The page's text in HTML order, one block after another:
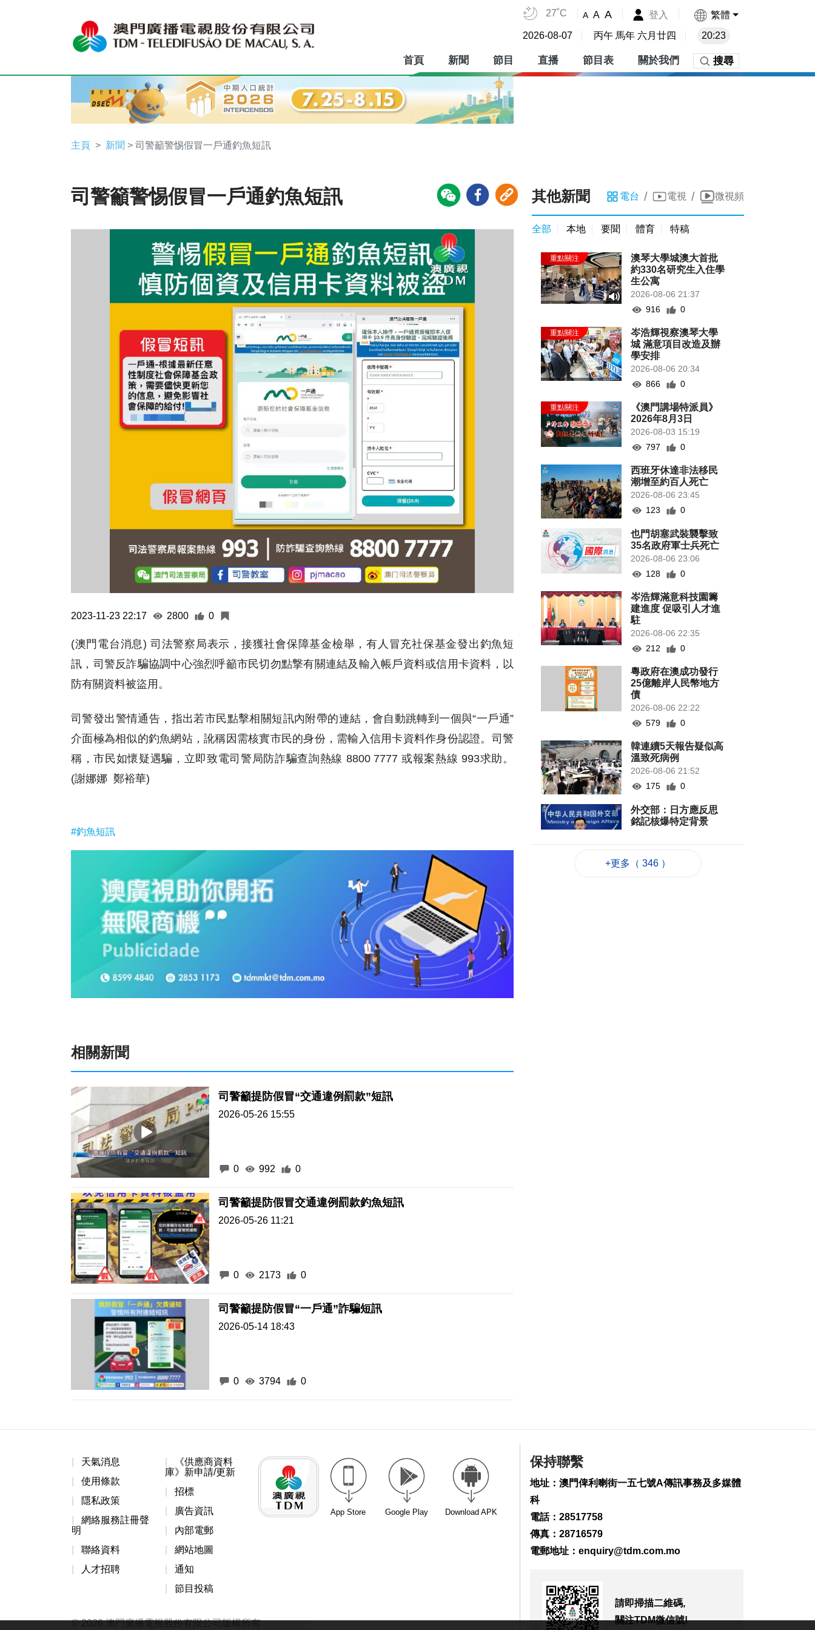
27˚C A A A 登入 繁體
2026-08-07 丙午 馬年 六月廿四 20:23
首頁 新聞 節目 直播 節目表 關於我們 搜尋
主頁 新聞 > 司警籲警惕假冒一戶通釣魚短訊
司警籲警惕假冒一戶通釣魚短訊
2023-11-23 22:17 2800 0
(澳門電台消息) 司法警察局表示，接獲社會保障基金檢舉，有人冒充社保基金發出釣魚短
訊，司警反詐騙協調中心強烈呼籲市民切勿點撃有關連結及輸入帳戶資料或信用卡資料，以
防有關資料被盜用。
司警發出警情通告，指出若市民點擊相關短訊內附帶的連結，會自動跳轉到一個與“一戶通”
介面極為相似的釣魚網站，訛稱因需核實市民的身份，需輸入信用卡資料作身份認證。司警
稱，市民如懷疑遇騙，立即致電司警局防詐騙查詢熱線 8800 7777 或報案熱線 993求助。
(謝娜娜 鄭裕華)
#釣魚短訊
相關新聞
司警籲提防假冒“交通違例罰款”短訊
2026-05-26 15:55
0 992 0
司警籲提防假冒交通違例罰款釣魚短訊
2026-05-26 11:21
0 2173 0
司警籲提防假冒“一戶通”詐騙短訊
2026-05-14 18:43
0 3794 0
其他新聞 電台 / 電視 / 微視頻
全部 本地 要聞 體育 特稿
澳琴大學城澳大首批
約330名研究生入住學
生公寓
2026-08-06 21:37
916
0
岑浩輝視察澳琴大學
城 滿意項目改造及辦
學安排
2026-08-06 20:34
866
0
《澳門講場特派員》
2026年8月3日
2026-08-03 15:19
797
0
西班牙休達非法移民
潮增至約百人死亡
2026-08-06 23:45
123
0
也門胡塞武裝襲擊致
35名政府軍士兵死亡
2026-08-06 23:06
128
0
岑浩輝滿意科技園籌
建進度 促吸引人才進
駐
2026-08-06 22:35
212
0
粵政府在澳成功發行
25億離岸人民幣地方
債
2026-08-06 22:22
579
0
韓連續5天報告疑似高
溫致死病例
2026-08-06 21:52
175
0
外交部：日方應反思
銘記核爆特定背景
2026-08-06 17:58
2026-08-06 17:45
路遭巴士撞傷搶救
2026-08-06 17:38
2558
0
+更多（ 346 ）
天氣消息
使用條款
隱私政策
網絡服務註冊聲
明
聯絡資料
人才招聘
《供應商資料
庫》新申請/更新
招標
廣告資訊
內部電郵
網站地圖
通知
節目投稿
App Store Google Play Download APK
© 2026 澳門廣播電視股份有限公司版權所有
保持聯繫
地址：澳門俾利喇街一五七號A傳訊事務及多媒體
科
電話：28517758
傳真：28716579
電郵地址： enquiry@tdm.com.mo
請即掃描二維碼,
關注TDM微信號!